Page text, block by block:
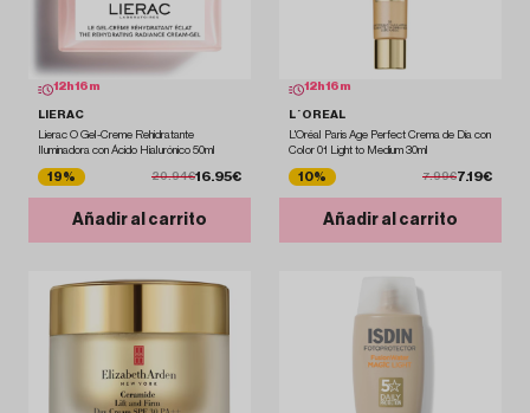
12 h16 m
LIERAC
Lierac O Gel-Creme Rehidratante
Iluminadora con Ácido Hialurónico 50ml
19% 20.94€16.95€
Añadir al carrito
12 h16 m
L´OREAL
L'Oréal Paris Age Perfect Crema de Día con
Color 01 Light to Medium 30ml
10% 7.99€7.19€
Añadir al carrito